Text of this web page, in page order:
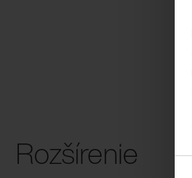
Rozšírenie